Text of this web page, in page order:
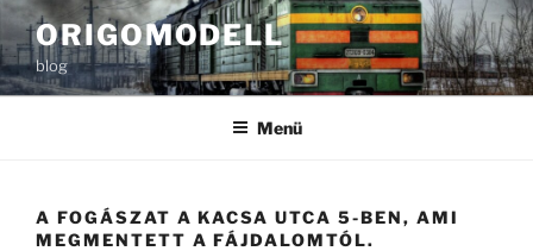
Tartalomhoz
ORIGOMODELL
blog
Menü
A FOGÁSZAT A KACSA UTCA 5-BEN, AMI
MEGMENTETT A FÁJDALOMTÓL.